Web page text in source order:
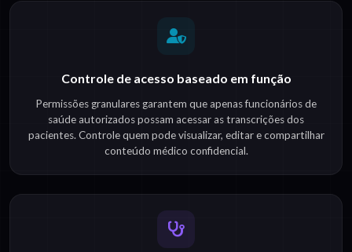
Controle de acesso baseado em função
Permissões granulares garantem que apenas funcionários de
saúde autorizados possam acessar as transcrições dos
pacientes. Controle quem pode visualizar, editar e compartilhar
conteúdo médico confidencial.